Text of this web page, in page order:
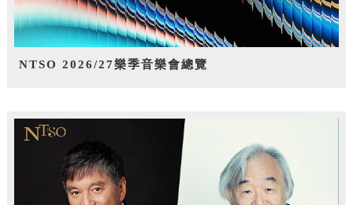
NTSO 2026/27樂季音樂會總覽